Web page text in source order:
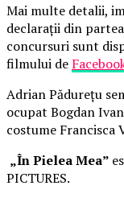
Mai multe detalii,
declarații din
concursuri sunt
filmului de
Adrian Pădurețu
ocupat Bogdan
costume Francisca
„În Pielea Mea”
PICTURES.